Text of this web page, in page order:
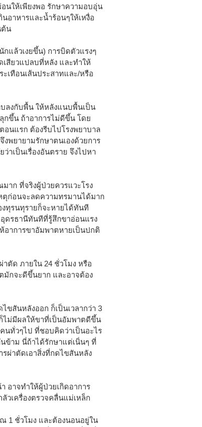
นให้เพียงพอ รักษาความอบอุ่น
อาหารและน้ำร้อนๆให้เหงื่อ
ต้น
กแล้วเงยขึ้น) การบิดตัวแรงๆ
เสียวแปลบที่หลัง และทำให้
เทือนเส้นประสาทและ/หรือ
ลงกับพื้น ให้หลังแนบพื้นเป็น
กขึ้น ถ้าอาการไม่ดีขึ้น โดย
อนแรก ต้องรีบไปโรงพยาบาล
พยายามรักษาตนเองด้วยการ
าเป็นเรื่องอันตราย จึงไปหา
าก ที่จริงผู้ป่วยควรแวะโรง
ตุก่อนจะลดความทรมานได้มาก
งทุรนทุรายก็จะหายได้ทันที
ดรธานีทันทีที่รู้สึกขาอ่อนแรง
อาการขาอัมพาตหายเป็นปกติ
าตัด ภายใน 24 ชั่วโมง หรือ
มักจะดีขึ้นยาก และอาจต้อง
ขสันหลังออก ก็เป็นเวลากว่า 3
ไม่มีผลให้ขาที่เป็นอัมพาตดีขึ้น
นทั่วๆไป ที่ชอบคิดว่าเป็นอะไร
ข้าม นี่ถ้าได้รักษาแต่เนิ่นๆ ที่
รผ่าตัดเอาสิ่งที่กดไขสันหลัง
อาจทำให้ผู้ป่วยเกิดอาการ
วเครื่องตรวจคลื่นแม่เหล็ก
1 ชั่วโมง และต้องนอนอยู่ใน